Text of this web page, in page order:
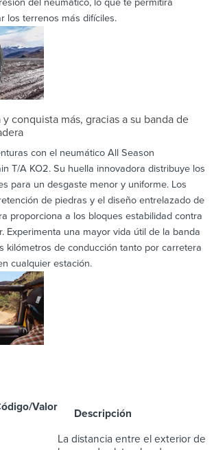
del neumático, lo que te permitirá
los terrenos más difíciles.
conquista más, gracias a su banda de
con el neumático All Season
T/A KO2. Su huella innovadora distribuye los
para un desgaste menor y uniforme. Los
de piedras y el diseño entrelazado de
proporciona a los bloques estabilidad contra
Experimenta una mayor vida útil de la banda
kilómetros de conducción tanto por carretera
cualquier estación.
Valor
Descripción
La distancia entre el exterior de